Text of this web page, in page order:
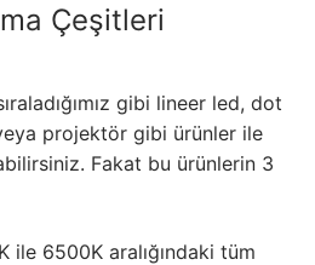
Çeşitleri
gibi lineer led, dot
projektör gibi ürünler ile
Fakat bu ürünlerin 3
ile 6500K aralığındaki tüm